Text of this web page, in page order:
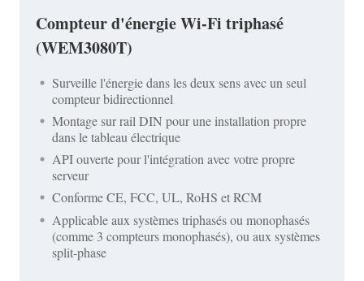
Compteur d'énergie Wi-Fi triphasé
(WEM3080T)
Surveille l'énergie dans les deux sens avec un seul
compteur bidirectionnel
Montage sur rail DIN pour une installation propre
dans le tableau électrique
API ouverte pour l'intégration avec votre propre
serveur
Conforme CE, FCC, UL, RoHS et RCM
Applicable aux systèmes triphasés ou monophasés
(comme 3 compteurs monophasés), ou aux systèmes
split-phase